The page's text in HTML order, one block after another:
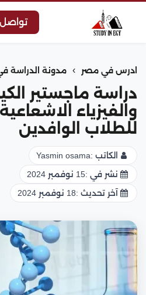
ادرس في مصر › مدونة الدراسة
دراسة ماجستير
والفيزياء
للطلاب الوافدين
الكاتب :Yasmin osama
نشر في :15 نوفمبر 2024
آخر تحديث :18 نوفمبر 2024